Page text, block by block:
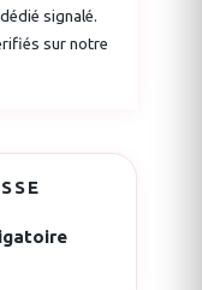
signalé.
sur notre